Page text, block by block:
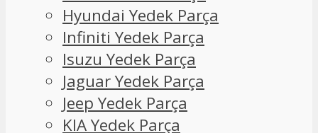
Hyundai Yedek Parça
Infiniti Yedek Parça
Isuzu Yedek Parça
Jaguar Yedek Parça
Jeep Yedek Parça
KIA Yedek Parça